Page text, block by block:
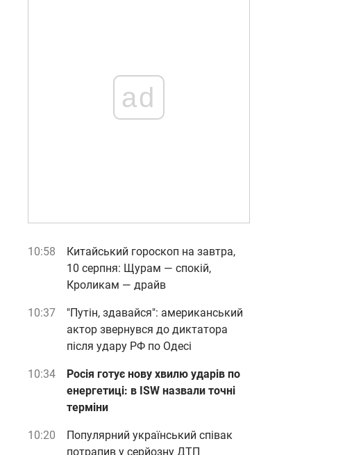
ad
10:58
Китайський гороскоп на завтра,
10 серпня: Щурам — спокій,
Кроликам — драйв
10:37
"Путін, здавайся": американський
актор звернувся до диктатора
після удару РФ по Одесі
10:34
Росія готує нову хвилю ударів по
енергетиці: в ISW назвали точні
терміни
10:20
Популярний український співак
потрапив у серйозну ДТП